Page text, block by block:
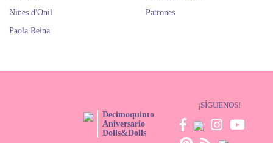
Nines d'Onil
Paola Reina
Patrones
Decimoquinto
Aniversario
Dolls&Dolls
¡SÍGUENOS!